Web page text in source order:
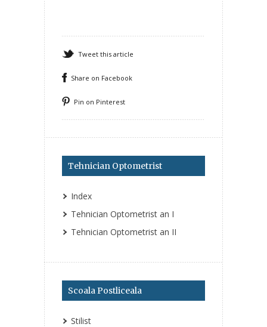
Tweet this article
Share on Facebook
Pin on Pinterest
Tehnician Optometrist
Index
Tehnician Optometrist an I
Tehnician Optometrist an II
Scoala Postliceala
Stilist